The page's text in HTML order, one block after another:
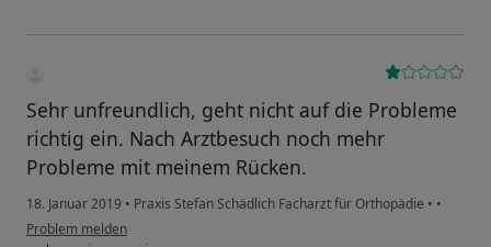
Sehr unfreundlich, geht nicht auf die Probleme
richtig ein. Nach Arztbesuch noch mehr
Probleme mit meinem Rücken.
18. Januar 2019 • Praxis Stefan Schädlich Facharzt für Orthopädie • •
Problem melden